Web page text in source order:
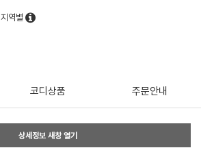
지역별
코디상품 주문안내
상세정보 새창 열기